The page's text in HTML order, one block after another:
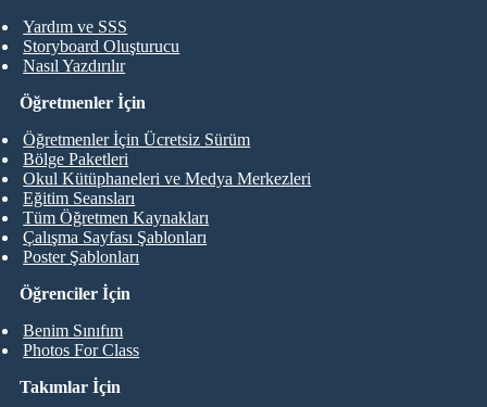
Yardım ve SSS
Storyboard Oluşturucu
Nasıl Yazdırılır
Öğrenciler İçin
Benim Sınıfım
Photos For Class
Öğretmenler İçin
Öğretmenler İçin Ücretsiz Sürüm
Bölge Paketleri
Okul Kütüphaneleri ve Medya Merkezleri
Eğitim Seansları
Tüm Öğretmen Kaynakları
Çalışma Sayfası Şablonları
Poster Şablonları
Takımlar İçin